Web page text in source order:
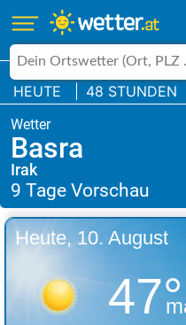
HEUTE 48 STUNDEN
Basra
Irak
Heute, 10. August